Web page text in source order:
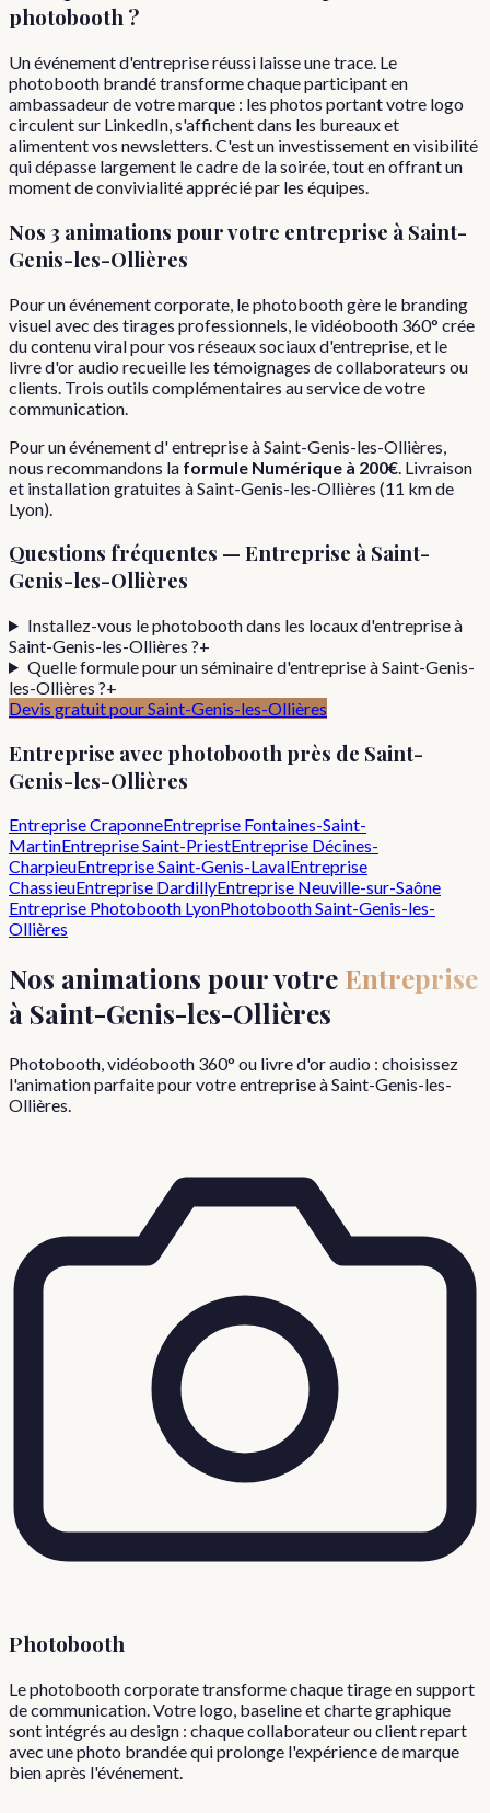
photobooth ?
Un événement d'entreprise réussi laisse une trace. Le
photobooth brandé transforme chaque participant en
ambassadeur de votre marque : les photos portant votre logo
circulent sur LinkedIn, s'affichent dans les bureaux et
alimentent vos newsletters. C'est un investissement en visibilité
qui dépasse largement le cadre de la soirée, tout en offrant un
moment de convivialité apprécié par les équipes.
Nos 3 animations pour votre entreprise à Saint-
Genis-les-Ollières
Pour un événement corporate, le photobooth gère le branding
visuel avec des tirages professionnels, le vidéobooth 360° crée
du contenu viral pour vos réseaux sociaux d'entreprise, et le
livre d'or audio recueille les témoignages de collaborateurs ou
clients. Trois outils complémentaires au service de votre
communication.
Pourun événement d'entrepriseàSaint-Genis-les-Ollières
nous recommandons la formule Numérique à 200€ . Livraison
et installation gratuites àSaint-Genis-les-Ollières (11 km de
Lyon).
Questions fréquentes — Entreprise à Saint-
Genis-les-Ollières
Installez-vous le photobooth dans les locaux d'entreprise à
Saint-Genis-les-Ollières ?+
Quelle formule pour un séminaire d'entreprise à Saint-Genis-
les-Ollières ?+
Devis gratuit pourSaint-Genis-les-Ollières
Entreprise avec photobooth près de Saint-
Genis-les-Ollières
EntrepriseCraponneEntreprise Fontaines-Saint-
MartinEntrepriseSaint-PriestEntreprise Décines-
CharpieuEntrepriseSaint-Genis-LavalEntreprise
ChassieuEntreprise DardillyEntreprise Neuville-sur-Saône
Entreprise Photobooth LyonPhotoboothSaint-Genis-les-
Ollières
Nos animations pour votre Entreprise
à Saint-Genis-les-Ollières
Photobooth, vidéobooth 360° ou livre d'or audio : choisissez
l'animation parfaite pour votreentrepriseàSaint-Genis-les-
Ollières.
Photobooth
Le photobooth corporate transforme chaque tirage en support
de communication. Votre logo, baseline et charte graphique
sont intégrés au design : chaque collaborateur ou client repart
avec une photo brandée qui prolonge l'expérience de marque
bien après l'événement.